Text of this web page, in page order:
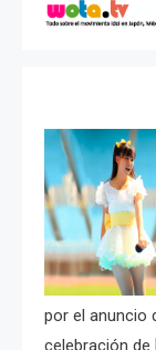
por el anuncio
celebración de